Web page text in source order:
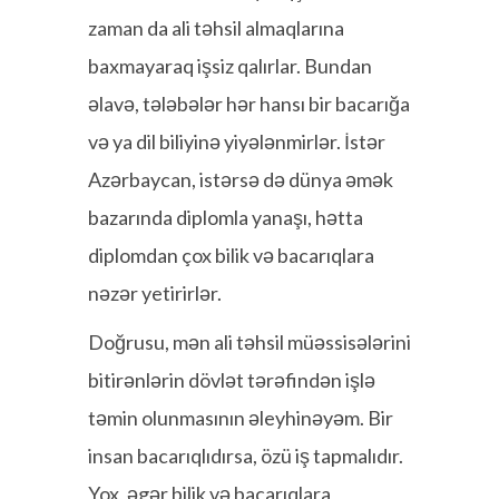
zaman da ali təhsil almaqlarına
baxmayaraq işsiz qalırlar. Bundan
əlavə, tələbələr hər hansı bir bacarığa
və ya dil biliyinə yiyələnmirlər. İstər
Azərbaycan, istərsə də dünya əmək
bazarında diplomla yanaşı, hətta
diplomdan çox bilik və bacarıqlara
nəzər yetirirlər.
Doğrusu, mən ali təhsil müəssisələrini
bitirənlərin dövlət tərəfindən işlə
təmin olunmasının əleyhinəyəm. Bir
insan bacarıqlıdırsa, özü iş tapmalıdır.
Yox, əgər bilik və bacarıqlara